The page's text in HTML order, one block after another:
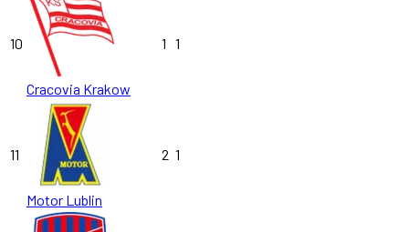
10
Cracovia Krakow
1 1
11
Motor Lublin
2 1